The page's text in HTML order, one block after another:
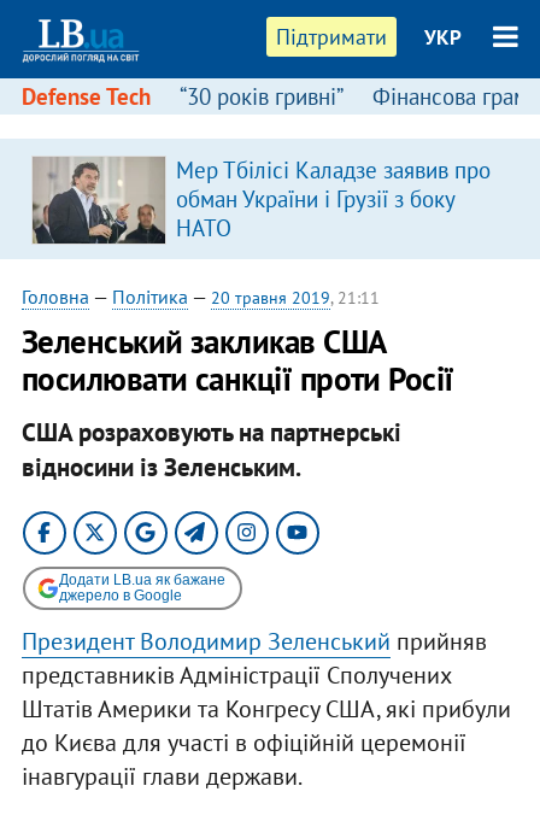
Підтримати УКР
Defense Tech “30 років гривні” Фінансова
Мер Тбілісі Каладзе заявив про
обман України і Грузії з боку
НАТО
Головна — Політика — 20 травня 2019, 21:11
Зеленський закликав США
посилювати санкції проти Росії
США розраховують на партнерські
відносини із Зеленським.
Додати LB.ua як бажане
джерело в Google
Президент Володимир Зеленський прийняв
представників Адміністрації Сполучених
Штатів Америки та Конгресу США, які прибули
до Києва для участі в офіційній церемонії
інавгурації глави держави.